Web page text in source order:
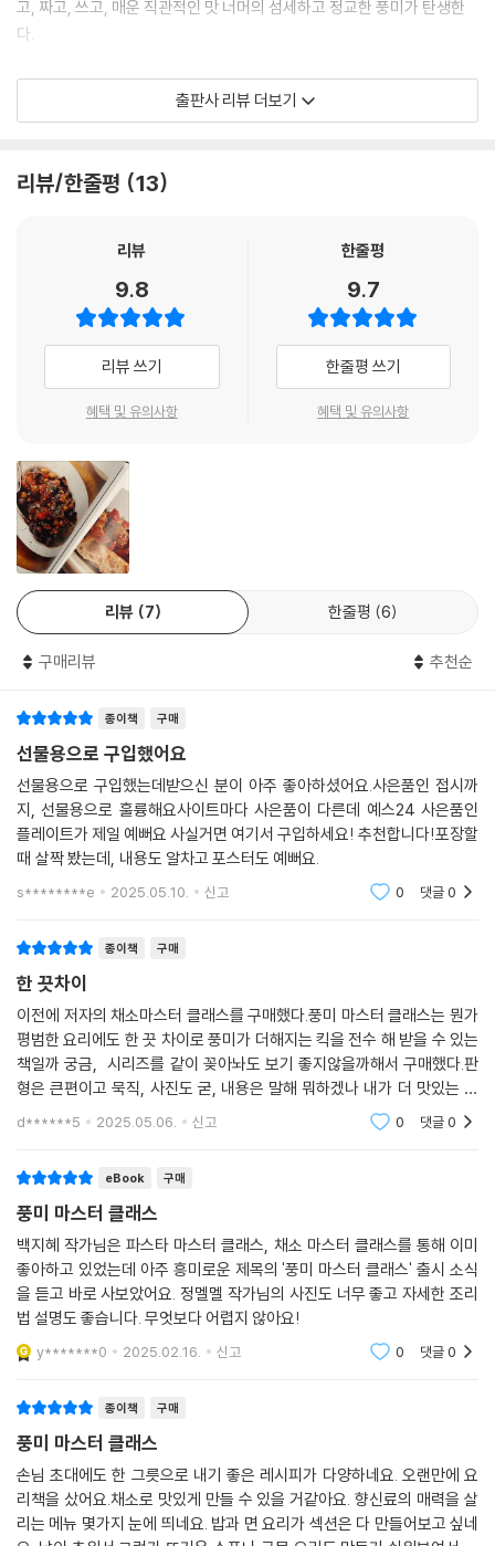
같은 주류에 이르기까지 다양하게 활용할 수 있습니다. 밤을 삶아서 생크
프랑스식 밤 수프를 만들어 먹습니다. 버번 위스키와 시나몬 가루를 더해
풍미를 높인 프랑스식 밤 수프는 얼마나 더 특별한 맛일까요.
---「프랑스식 크리스마스 밤 수프」중에서
프리타타는 클래식 오믈렛보다 단단한 형태로 재료의 선택에 제약이 없습
미리 볶아 오래 익히지 않아도 되지만, 달걀이 타지 않도록 약불로 천천히
익히는 것이 포인트입니다. 버터는 아끼지 마세요. 프라이팬에서 달걀 반
죽을 뒤집는 것이 힘들다면, 속재료를 볶은 뒤 달걀 반죽에 섞어 종이포일
에 올리거나 그릇에 부어 에어프라이어에 넣고 170도에서 20-30분간 익
히면 폭신한 프리타타 완성입니다.
---「김치 프리타타」중에서
워도 감자가 충분히 바삭하게 익습니다. 이 요리의 가장 큰 매력은 볶은 고
수의 놀라운 풍미와 파프리카 가루의 조화에 있습니다. 고수를 이렇게 많
이 넣어도 될까 싶을 만큼 넣어도 금세 숨이 죽기 때문에, 고수 러버라면 넉
넉하게 준비해야 합니다. 파프리카 가루는 한국 고춧가루의 매운맛과는 완
전히 다르기 때문에 작은 용량이라도 꼭 구입하기를 권합니다.
---「레바논식 매운 감자」중에서
몇 년 전, 한국에서 갑작스럽게 유행이 퍼지기 시작한 바냐 카우다는 이탈
자축하며 와인과 함께 먹었던 소박한 음식으로, 만들기 쉽고 보관도 용이
합니다. 고된 노동 뒤엔 소울푸드처럼 포근한 음식을 찾기 마련인데, 바냐
카우다를 먹을 때마다 에너지 충전이 되는 기분을 느낍니다. 마늘과 안초
비를 허브와 함께 뭉근하게 끓이는 간단한 조리법일 뿐인데, 늘 예상을 뛰
어넘는 풍미가 있기 때문이지요. 바냐 카우다 소스를 따뜻하게 데워 부드
럽게 갈고, 빵과 채소찜 혹은 생채소를 찍어 먹는다는 점에서 퐁듀와도 흡
사합니다.
---「브로콜리 바냐 카우다」중에서
건미역 배추 전골은 저의 레시피 중 SNS에서 가장 반응이 뜨거웠던 요리
예요. TV 프로그램 [편스토랑]에서도 소개된 적이 있을 정도니까요. 일반
전골과의 차이점이라고 한다면 건미역을 물에 담가둘 필요 없이 조리 첫
과정부터 바로 넣는 건데, 꼬들하게 씹히는 미역의 식감이 포인트입니다.
여기에 샤브샤브 육수나 양지 육수 등 시판 제품을 사용해 조리 시간을 줄
이고, 맛있게 입안을 감싸는 감칠맛의 주인공인 미역과 자연 단맛의 알배
추를 넣어 육수의 풍미를 더합니다.
『채소 마스터 클래스』의 당근 뢰스티를 기억하시나요? 『채소 마스터 클래
스』를 단숨에 베스트셀러에 오르게 한 요리로, SNS에서 아직도 인증 사진
이 올라오고 있는 자타공인 히트작인데요. 당근 뢰스티를 만드는 방법과
동일하게 이번에는 우엉 뢰스티를 구워 함께 곁들였습니다. 우엉은 당근보
다 수분이 적어 익히는 시간이 짧아 훨씬 빠르고 쉽게 만들 수 있으니, 꼭
부추 잡채와 함께 맛보시길 바랍니다.
---「부추 잡채와 우엉 뢰스티」중에서
들기름 묵은지 솥밥은 꼭 묵은지가 아니더라도 잘 익은 김치와 들기름만
있으면 됩니다. 김치를 완전히 물에 씻어 조리하면 뒷맛이 깔끔하고 담백
한 풍미가 증폭됩니다. 김치와 함께 밥을 짓기 때문에 숙성된 김치의 맛이
냄비에 눌어붙은 누룽지까지 고르게 퍼집니다. 들기름을 넉넉하게 둘러 간
장 1-2큰술이면 양념도 충분합니다. 잘게 다진 미나리의 향과 식감도 함께
즐겨주세요!
고, 짜고, 쓰고, 매운 직관적인 맛 너머의 섬세하고 정교한 풍미가 탄생한
다.
특히 이번 책에서는 각각의 요리를 소개하는 인트로 글 부분에 최대한 많
은 정보와 이야기를 실으려 노력한 흔적이 엿보인다. 보다 친절하게 ‘풍
세한 안내이다. 이를 먼저 읽고 나서 레시피를 차례로 따라 요리해본다면
고 엑스트라 버진 올리브유는 어떤 때 사용해야 하는지, 소금은 종류에 따
라 용도가 어떻게 달라지는지, 실온/냉장고/냉동고에 늘 구비해두면 좋을
재료들은 무엇이 있는지, 흑후추와 백후추는 각각 어떻게 구분해서 사용하
는지 등 다년간 진행해온 쿠킹 클래스에서 자주 받은 질문을 토대로, 부엌
에서 요리하는 사람이 실질적으로 궁금해할 만한 질문에 대한 친절한 답변
‘수프’ ‘차갑게 먹는 음식’ ‘따뜻하게 먹는 음식’ ‘밥과 면’
네 가지 구성으로 제안하는 침샘 폭발 채소 요리
『풍미 마스터 클래스』는 총 네 가지 파트로 구성되어 있다. ‘수프’, ‘차갑게
먹는 음식’, ‘따뜻하게 먹는 음식’, ‘밥과 면’. 보다 실용적인 구성으로 필요한
상황에 맞게 골라 먹거나 여러 가지 조합으로 한상 차려낼 수 있는 재미가
도 충분히 코스 요리처럼 구성해볼 수도 있다. 파인다이닝 레스토랑처럼
며 입안 가득 축제가 벌어진다. 나 혼자 먹는 한 끼를 위해서도, 친구와 가
족을 초대해 나눠 먹는 상차림으로도 손색이 없다.
그중 첫 번째 파트 ‘수프’는 저자가 아침에만 여는 수프 가게를 차릴 계획을
진지하게 고민했을 만큼 다양하게 개발한 수프 레시피 중 엄선했다. 여기
수록된 일곱 가지의 수프 레시피는 각기 다른 풍미의 매력으로 우리를 초
대한다. 수프 하면 경양식집에서 먹어본 옥수수 크림 수프, 양송이 수프 정
릇 그 자체다. 흥미로운 다국적 감칠맛은 물론이고 질감도 다양한 수프 한
그릇 한 그릇이 백지혜만의 풍미 노하우를 집약하여 보여준다.
‘차갑게 먹는 음식’ 파트에서는 샐러드를 시작으로 토르티야 칩을 곁들여
먹는 초당옥수수 살사, 구운 채소 마리네이드, 비트 후무스, 시칠리아식 카
포나타 등의 요리를 소개한다. 이 책의 특징은 평소에 흔히 접할 수 없는 레
시피로 만든 창작 요리가 많다는 것인데, 혹여 들어본 요리라 하더라도 전
신이 되는 레시피 원형 그대로 조리하는 것이 아닌 백지혜만의 해석을 통
‘따뜻하게 먹는 음식’ 파트에서는 가수 장민호가 방송 프로그램 [편스토
랑]에서 허가를 받고 선보였다는 ‘건미역 배추 전골’을 비롯하여, 토마토
프리터, 김치 프리타타, 레바논식 매운 감자, 바냐 카우다, 새송이버섯 스
테이크 등을 소개하고 있다. 특히 저자의 SNS에 레시피가 공개되어 있었
던 건미역 배추 전골은 방송 이후 수많은 사람들의 인증이 쏟아졌다. 책에
서는 느타리버섯과 만가닥버섯을 제안하고 있지만 각자 취향에 맞는 다른
버섯으로 충분히 대체 가능한 만큼 각기 다른 버전의 건미역 배추 전골이
때 안 해 먹어볼 이유가 없다.
‘밥과 면’은 한국인의 심장 같은 것이라고 해도 과언이 아닐 것이다. 토마토
냉국수부터 유부 소보로 소바, 건두부면 오이 냉채, 부추 잡채와 우엉 뢰스
티, 크리미 버섯 리소토, 들기름 묵은지 솥밥 등 다국적 면 요리와 밥 요리
출판사 리뷰 더보기
리뷰/한줄평 13
리뷰
9.8
리뷰 쓰기
혜택 및 유의사항
한줄평
9.7
한줄평 쓰기
혜택 및 유의사항
리뷰 7 한줄평 6
구매리뷰 추천순
종이책 구매
선물용으로 구입했어요
선물용으로 구입했는데받으신 분이 아주 좋아하셨어요.사은품인 접시까
지, 선물용으로 훌륭해요사이트마다 사은품이 다른데 예스24 사은품인
플레이트가 제일 예뻐요 사실거면 여기서 구입하세요! 추천합니다!포장할
때 살짝 봤는데, 내용도 알차고 포스터도 예뻐요.
s********e 2025.05.10. 신고 0 댓글0
종이책 구매
한 끗차이
이전에 저자의 채소마스터 클래스를 구매했다.풍미 마스터 클래스는 뭔가
평범한 요리에도 한 끗 차이로 풍미가 더해지는 킥을 전수 해 받을 수 있는
책일까 궁금, 시리즈를 같이 꽂아놔도 보기 좋지않을까해서 구매했다.판
형은 큰편이고 묵직, 사진도 굳, 내용은 말해 뭐하겠나 내가 더 맛있는 걸
먹을 수 있게 해주면 고맙고 즐겁지.ㅎ
d******5 2025.05.06. 신고 0 댓글0
eBook 구매
풍미 마스터 클래스
백지혜 작가님은 파스타 마스터 클래스, 채소 마스터 클래스를 통해 이미
좋아하고 있었는데 아주 흥미로운 제목의 '풍미 마스터 클래스' 출시 소식
을 듣고 바로 사보았어요. 정멜멜 작가님의 사진도 너무 좋고 자세한 조리
법 설명도 좋습니다. 무엇보다 어렵지 않아요!
y*******0 2025.02.16. 신고 0 댓글0
종이책 구매
풍미 마스터 클래스
손님 초대에도 한 그릇으로 내기 좋은 레시피가 다양하네요. 오랜만에 요
리책을 샀어요.채소로 맛있게 만들 수 있을 거같아요. 향신료의 매력을 살
리는 메뉴 몇가지 눈에 띄네요. 밥과 면 요리가 섹션은 다 만들어보고 싶네